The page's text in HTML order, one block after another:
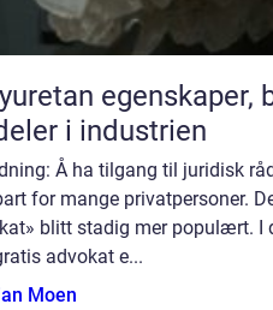
bruksområder og
i industrien
Å ha tilgang til juridisk
for mange privatpersoner.
blitt stadig mer populært. I
advokat e...
Moen